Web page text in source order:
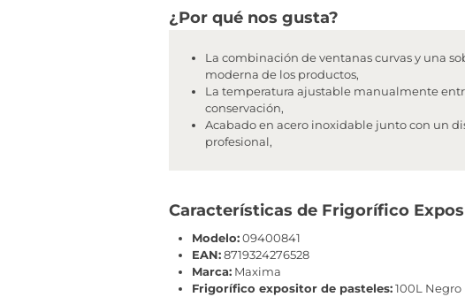
¿Por qué nos gusta?
La combinación de ventanas curvas y una
moderna de los productos,
La temperatura ajustable manualmente
conservación,
Acabado en acero inoxidable junto con un
profesional,
Características de Frigorífico
Modelo:09400841
EAN:8719324276528
Marca: Maxima
Frigorífico expositor de pasteles:100L Negro